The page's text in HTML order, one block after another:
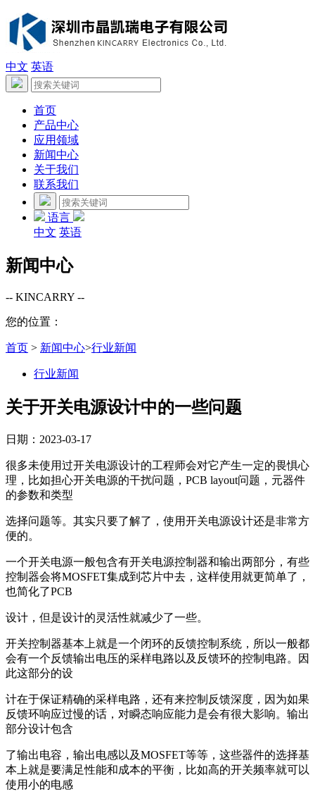
中文 英语
首页
产品中心
应用领域
新闻中心
关于我们
联系我们
语言
中文 英语
新闻中心
-- KINCARRY --
您的位置：
首页 > 新闻中心>行业新闻
行业新闻
关于开关电源设计中的一些问题
日期：2023-03-17
很多未使用过开关电源设计的工程师会对它产生一定的畏惧心
理，比如担心开关电源的干扰问题，PCB layout问题，元器件
的参数和类型
选择问题等。其实只要了解了，使用开关电源设计还是非常方
便的。
一个开关电源一般包含有开关电源控制器和输出两部分，有些
控制器会将MOSFET集成到芯片中去，这样使用就更简单了，
也简化了PCB
设计，但是设计的灵活性就减少了一些。
开关控制器基本上就是一个闭环的反馈控制系统，所以一般都
会有一个反馈输出电压的采样电路以及反馈环的控制电路。因
此这部分的设
计在于保证精确的采样电路，还有来控制反馈深度，因为如果
反馈环响应过慢的话，对瞬态响应能力是会有很大影响。输出
部分设计包含
了输出电容，输出电感以及MOSFET等等，这些器件的选择基
本上就是要满足性能和成本的平衡，比如高的开关频率就可以
使用小的电感